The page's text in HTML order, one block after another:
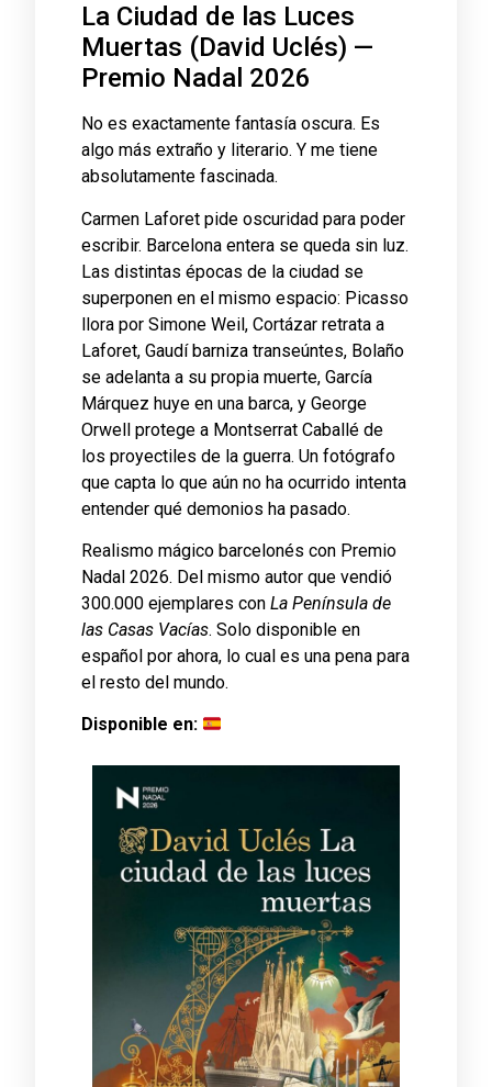
La Ciudad de las Luces
Muertas (David Uclés) —
Premio Nadal 2026
No es exactamente fantasía oscura. Es
algo más extraño y literario. Y me tiene
absolutamente fascinada.
Carmen Laforet pide oscuridad para poder
escribir. Barcelona entera se queda sin luz.
Las distintas épocas de la ciudad se
superponen en el mismo espacio: Picasso
llora por Simone Weil, Cortázar retrata a
Laforet, Gaudí barniza transeúntes, Bolaño
se adelanta a su propia muerte, García
Márquez huye en una barca, y George
Orwell protege a Montserrat Caballé de
los proyectiles de la guerra. Un fotógrafo
que capta lo que aún no ha ocurrido intenta
entender qué demonios ha pasado.
Realismo mágico barcelonés con Premio
Nadal 2026. Del mismo autor que vendió
300.000 ejemplares con La Península de
las Casas Vacías. Solo disponible en
español por ahora, lo cual es una pena para
el resto del mundo.
Disponible en: